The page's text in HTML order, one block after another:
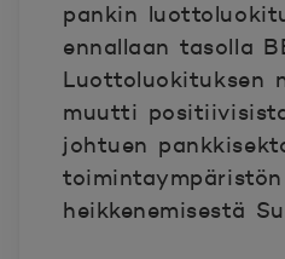
pankin
ennallaan tasolla
Luottoluokituksen
muutti
johtuen
heikkenemisestä